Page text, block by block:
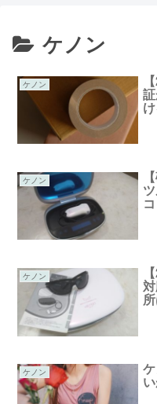
ケノン
ケノン
ケノン
ケノン
ケノン